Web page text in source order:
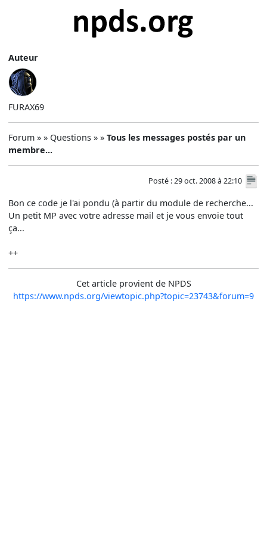
Auteur
FURAX69
Forum » » Questions » »Tous les messages postés par un
membre...
Posté : 29 oct. 2008 à 22:10
Bon ce code je l'ai pondu (à partir du module de recherche...
Un petit MP avec votre adresse mail et je vous envoie tout
ça...
++
Cet article provient de NPDS
https://www.npds.org/viewtopic.php?topic=23743&forum=9